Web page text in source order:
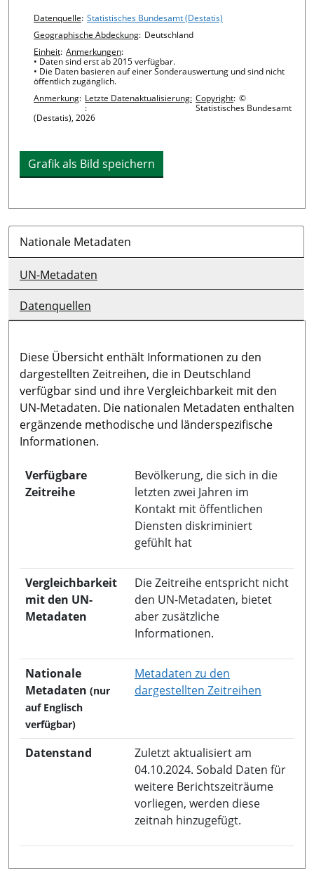
Chart details
Datenquelle: Statistisches Bundesamt (Destatis)
Geographische Abdeckung: Deutschland
Einheit: Anmerkungen:
• Daten sind erst ab 2015 verfügbar.
• Die Daten basieren auf einer Sonderauswertung und sind nicht
öffentlich zugänglich.
Anmerkung: Letzte Datenaktualisierung:
:
Copyright: ©
Statistisches Bundesamt
(Destatis), 2026
Grafik als Bild speichern
Nationale Metadaten
UN-Metadaten
Datenquellen
Diese Übersicht enthält Informationen zu den
dargestellten Zeitreihen, die in Deutschland
verfügbar sind und ihre Vergleichbarkeit mit den
UN-Metadaten. Die nationalen Metadaten enthalten
ergänzende methodische und länderspezifische
Informationen.
Verfügbare
Zeitreihe
Bevölkerung, die sich in die
letzten zwei Jahren im
Kontakt mit öffentlichen
Diensten diskriminiert
gefühlt hat
Vergleichbarkeit
mit den UN-
Metadaten
Die Zeitreihe entspricht nicht
den UN-Metadaten, bietet
aber zusätzliche
Informationen.
Nationale
Metadaten (nur
auf Englisch
verfügbar)
Metadaten zu den
dargestellten Zeitreihen
Datenstand
Zuletzt aktualisiert am
04.10.2024. Sobald Daten für
weitere Berichtszeiträume
vorliegen, werden diese
zeitnah hinzugefügt.